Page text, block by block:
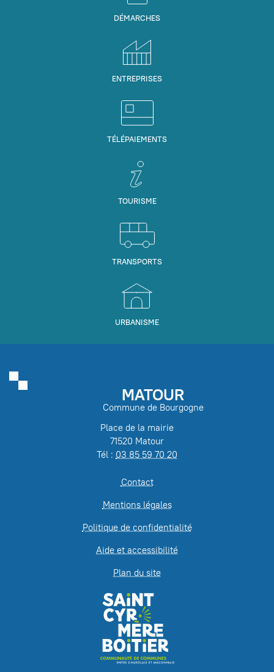
DÉMARCHES
ENTREPRISES
TÉLÉPAIEMENTS
TOURISME
TRANSPORTS
URBANISME
MATOUR
Commune de Bourgogne
Place de la mairie
71520 Matour
Tél : 03 85 59 70 20
Contact
Mentions légales
Politique de confidentialité
Aide et accessibilité
Plan du site